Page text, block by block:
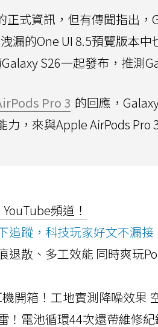
式資訊，但有傳聞指出，
漏的One UI 8.5預覽版本
S26一起發布，推測
Pro 3 的回應，
，來與Apple AirPods Pro
頻道！
追蹤，科技玩家好文不漏接
退散、多工效能 同時爽玩
機開箱！工地實測降噪效果
！電池循環44次還帶維修